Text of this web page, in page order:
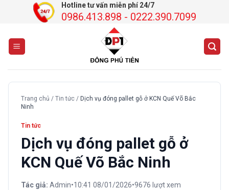
dung
Hotline tư vấn miễn phí 24/7
0986.413.898 - 0222.390.7099
Trang chủ / Tin tức / Dịch vụ đóng pallet gỗ ở KCN Quế Võ Bắc
Ninh
Tin tức
Dịch vụ đóng pallet gỗ ở
KCN Quế Võ Bắc Ninh
Tác giả: Admin•10:41 08/01/2026•9676 lượt xem